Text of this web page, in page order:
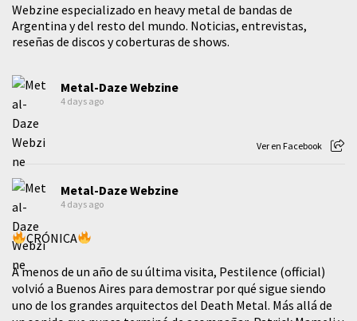
Webzine especializado en heavy metal de bandas de
Argentina y del resto del mundo. Noticias, entrevistas,
reseñas de discos y coberturas de shows.
Metal-Daze Webzine
4 days ago
Ver en Facebook
Metal-Daze Webzine
4 days ago
CRÓNICA
A menos de un año de su última visita, Pestilence (official)
volvió a Buenos Aires para demostrar por qué sigue siendo
uno de los grandes arquitectos del Death Metal. Más allá de